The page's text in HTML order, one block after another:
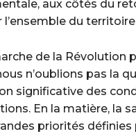
aux côtés du
l’ensemble du
de la Révolution
n’oublions pas la
significative des
En la matière, la
priorités définies